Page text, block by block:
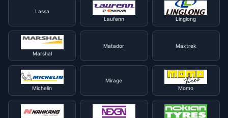
Lassa
Laufenn
Linglong
Marshal
Matador Maxtrek
Michelin
Mirage
Momo